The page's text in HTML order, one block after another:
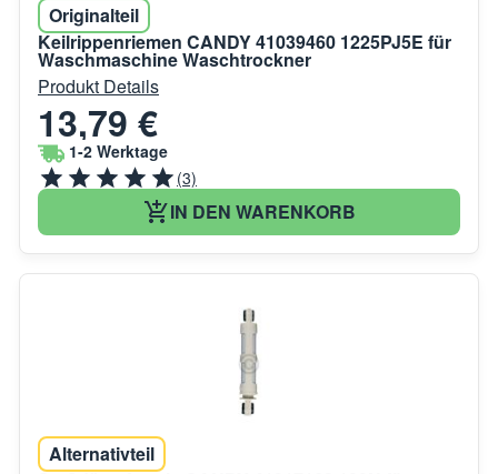
Originalteil
Keilrippenriemen CANDY 41039460 1225PJ5E für
Waschmaschine Waschtrockner
Produkt Details
13,79 €
1-2 Werktage
(3)
IN DEN WARENKORB
Alternativteil